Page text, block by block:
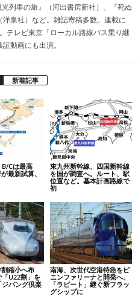
列車の旅』（河出書房新社）、『死ぬ
泉社）など。雑誌寄稿多数。連載に
テレビ東京「ローカル路線バス乗り継
動画にも出演。
新着記事
Cは最高
最新試算、
東九州新幹線、四国新幹線
を国が調査へ。ルート、駅
位置など。基本計画路線で
初
割縮小へ布
U22割」を
パング倶楽
南海、次世代空港特急をピ
ニンファリーナと開発へ。
「ラピート」継ぐ新フラッ
グシップに